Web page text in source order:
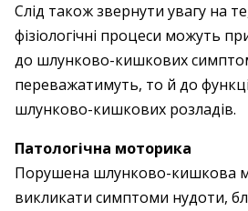
Слід також звернути увагу на
фізіологічні процеси можуть
до шлунково-кишкових
переважатимуть, то й до
шлунково-кишкових розладів.
Патологічна моторика
Порушена шлунково-кишкова
викликати симптоми нудоти,